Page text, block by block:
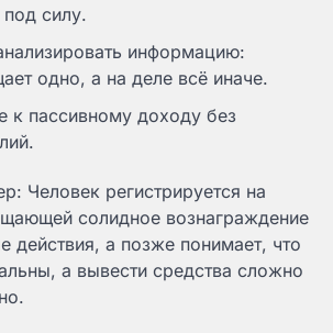
силу.
информацию:
одно, а на деле всё иначе.
к пассивному доходу без
Человек регистрируется на
солидное вознаграждение
действия, а позже понимает, что
а вывести средства сложно